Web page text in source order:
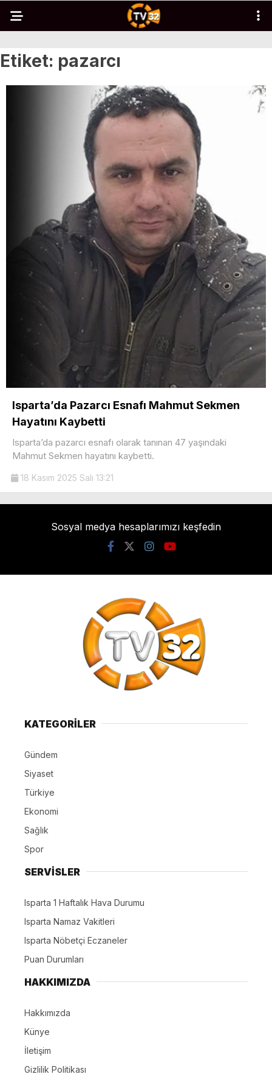
Etiket: pazarcı
Isparta’da Pazarcı Esnafı Mahmut Sekmen
Hayatını Kaybetti
Isparta’da pazarcı esnafı olarak tanınan 47 yaşındaki
Mahmut Sekmen hayatını kaybetti.
18 Kasım 2025 Salı 13:21
Sosyal medya hesaplarımızı keşfedin
KATEGORİLER
Gündem
Siyaset
Türkiye
Ekonomi
Sağlık
Spor
SERVİSLER
Isparta 1 Haftalık Hava Durumu
Isparta Namaz Vakitleri
Isparta Nöbetçi Eczaneler
Puan Durumları
HAKKIMIZDA
Hakkımızda
Künye
İletişim
Gizlilik Politikası